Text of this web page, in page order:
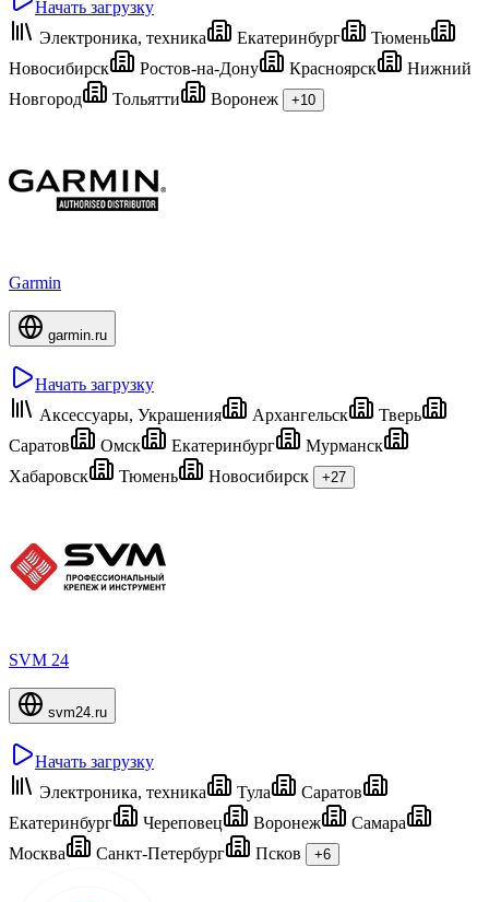
Начать загрузку
Электроника, техника
Екатеринбург
Тюмень
Новосибирск
Ростов-на-Дону Красноярск
Нижний
Новгород
Тольятти Воронеж +10
Garmin
garmin.ru
Начать загрузку
Аксессуары, Украшения
Архангельск
Тверь
Саратов
Омск Екатеринбург
Мурманск
Хабаровск
Тюмень Новосибирск +27
SVM 24
svm24.ru
Начать загрузку
Электроника, техника
Тула
Саратов
Екатеринбург
Череповец Воронеж
Самара
Москва
Санкт-Петербург Псков +6